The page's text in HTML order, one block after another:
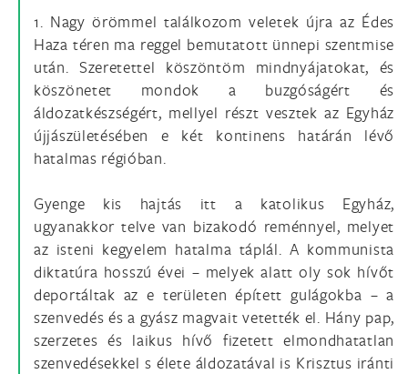
1. Nagy örömmel találkozom veletek újra az Édes
Haza téren ma reggel bemutatott ünnepi szentmise
után. Szeretettel köszöntöm mindnyájatokat, és
köszönetet mondok a buzgóságért és
áldozatkészségért, mellyel részt vesztek az Egyház
újjászületésében e két kontinens határán lévő
hatalmas régióban.
Gyenge kis hajtás itt a katolikus Egyház,
ugyanakkor telve van bizakodó reménnyel, melyet
az isteni kegyelem hatalma táplál. A kommunista
diktatúra hosszú évei – melyek alatt oly sok hívőt
deportáltak az e területen épített gulágokba – a
szenvedés és a gyász magvait vetették el. Hány pap,
szerzetes és laikus hívő fizetett elmondhatatlan
szenvedésekkel s élete áldozatával is Krisztus iránti